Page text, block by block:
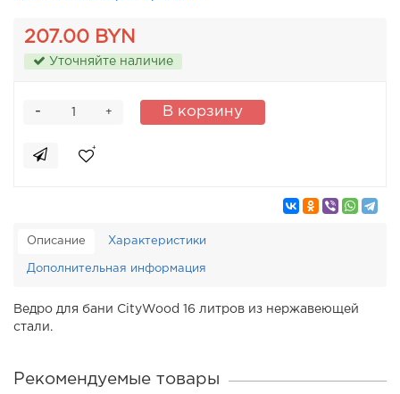
207.00 BYN
Уточняйте наличие
+
- В корзину
Описание Характеристики
Дополнительная информация
Ведро для бани CityWood 16 литров из нержавеющей
стали.
Рекомендуемые товары